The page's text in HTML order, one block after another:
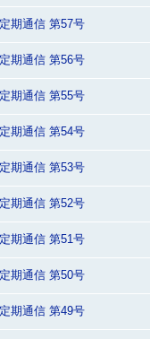
定期通信 第57号
定期通信 第56号
定期通信 第55号
定期通信 第54号
定期通信 第53号
定期通信 第52号
定期通信 第51号
定期通信 第50号
定期通信 第49号